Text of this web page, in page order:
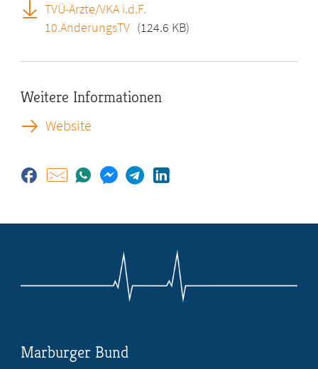
TVÜ-Ärzte/VKA i.d.F.
10.ÄnderungsTV (124.6 KB)
Weitere Informationen
Website
Marburger Bund